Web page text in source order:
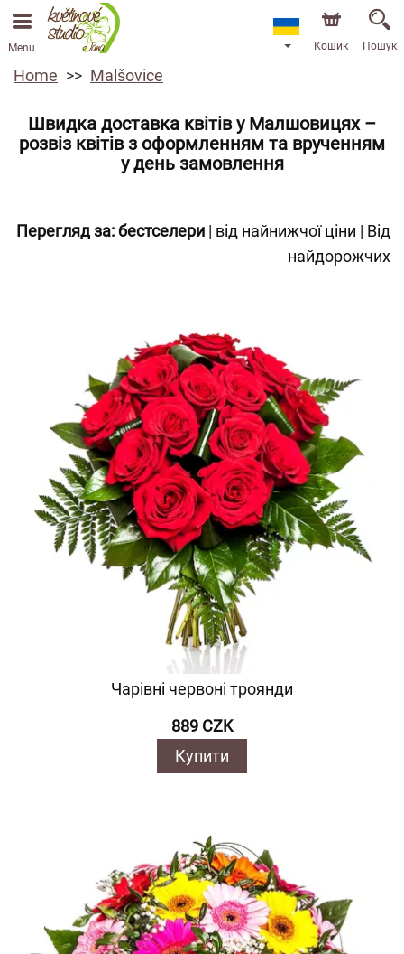
Menu Кошик Пошук
Home Malšovice
Швидка доставка квітів у Малшовицях –
розвіз квітів з оформленням та врученням
у день замовлення
Перегляд за:бестселери | від найнижчої ціни | Від
найдорожчих
Чарівні червоні троянди
889 CZK
Купити